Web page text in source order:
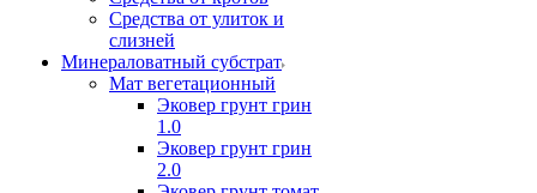
Средства от улиток и
слизней
Минераловатный субстрат
Мат вегетационный
Эковер грунт грин
1.0
Эковер грунт грин
2.0